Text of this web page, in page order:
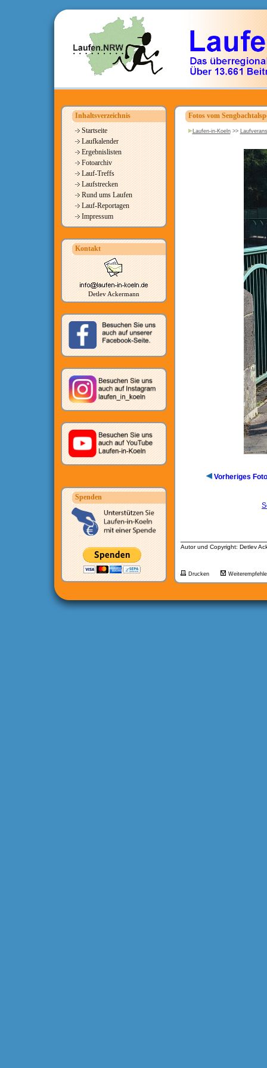
Inhaltsverzeichnis
Startseite
Laufkalender
Ergebnislisten
Fotoarchiv
Lauf-Treffs
Laufstrecken
Rund ums Laufen
Lauf-Reportagen
Impressum
Kontakt
Detlev Ackermann
Spenden
Fotos vom
Laufen-in-Koeln>>
Vorheriges Foto
Autor und Copyright: Detlev
Drucken